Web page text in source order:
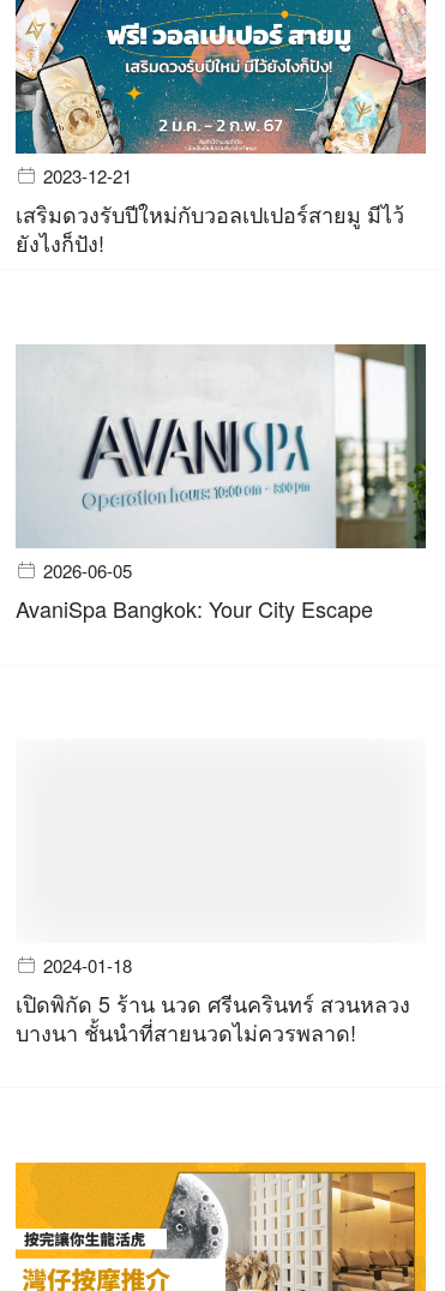
2023-12-21
เสริมดวงรับปีใหม่กับวอลเปเปอร์สายมู มีไว้
ยังไงก็ปัง!
2026-06-05
AvaniSpa Bangkok: Your City Escape
2024-01-18
เปิดพิกัด 5 ร้าน นวด ศรีนครินทร์ สวนหลวง
บางนา ชั้นนำที่สายนวดไม่ควรพลาด!